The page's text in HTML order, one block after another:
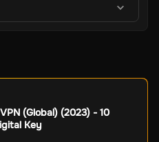
(Global) (2023) - 10
Key